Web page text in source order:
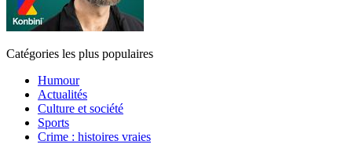
Catégories les plus populaires
Humour
Actualités
Culture et société
Sports
Crime : histoires vraies